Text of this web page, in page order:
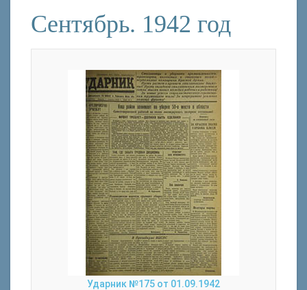
Сентябрь. 1942 год
Ударник №175 от 01.09.1942